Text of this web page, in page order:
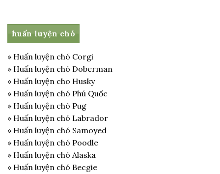
huấn luyện chó
» Huấn luyện chó Corgi
» Huấn luyện chó Doberman
» Huấn luyện cho Husky
» Huấn luyện chó Phú Quốc
» Huấn luyện chó Pug
» Huấn luyện chó Labrador
» Huấn luyện chó Samoyed
» Huấn luyện chó Poodle
» Huấn luyện chó Alaska
» Huấn luyện chó Becgie